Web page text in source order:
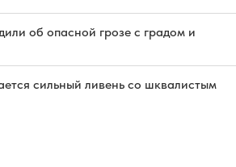
об опасной грозе с градом и
сильный ливень со шквалистым